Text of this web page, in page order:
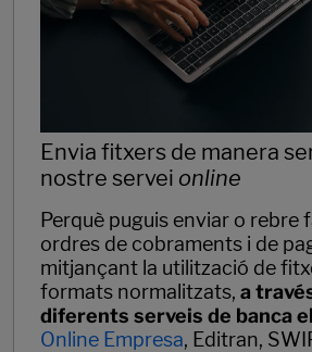
Envia fitxers de manera
nostre servei online
Perquè puguis enviar o rebre
ordres de cobraments i de
mitjançant la utilització de
formats normalitzats, a
diferents serveis de banca
Online Empresa, Editran,